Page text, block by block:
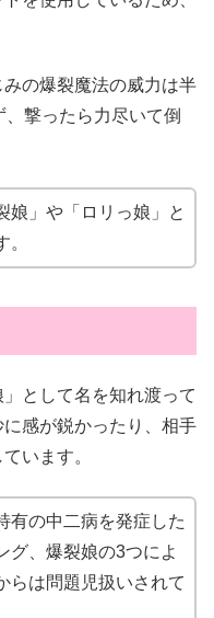
の爆裂魔法の威力は半
撃ったら力尽いて倒
娘」や「ロリっ娘」と
として名を知れ渡って
に感が鋭かったり、相手
います。
有の中二病を発症した
グ、爆裂娘の3つによ
らは問題児扱いされて